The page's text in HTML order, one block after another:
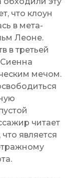
что клоун
в мета-
Леоне.
в третьей
Сиенна
мечом.
читает
является